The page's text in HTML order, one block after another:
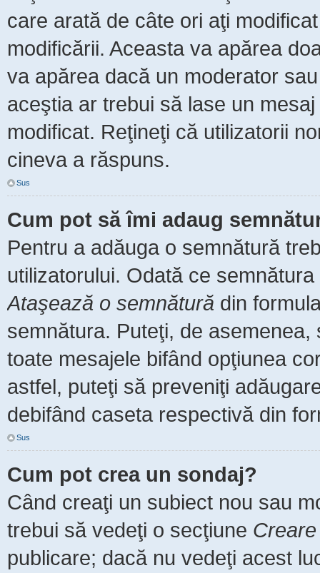
care arată de câte ori aţi
modificării. Aceasta va apărea
va apărea dacă un moderator
aceştia ar trebui să lase un
modificat. Reţineţi că utilizatorii
cineva a răspuns.
Sus
Cum pot să îmi adaug
Pentru a adăuga o semnătură
utilizatorului. Odată ce
Ataşează o semnătură din
semnătura. Puteţi, de
toate mesajele bifând opţiunea
astfel, puteţi să preveniţi
debifând caseta respectivă din
Sus
Cum pot crea un sondaj?
Când creaţi un subiect nou sau
trebui să vedeţi o secţiune
publicare; dacă nu vedeţi acest